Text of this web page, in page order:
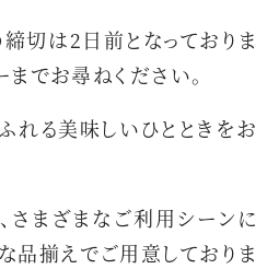
切は2日前となっておりま
までお尋ねください。
れる美味しいひとときをお
さまざまなご利用シーンに
揃えでご用意しておりま